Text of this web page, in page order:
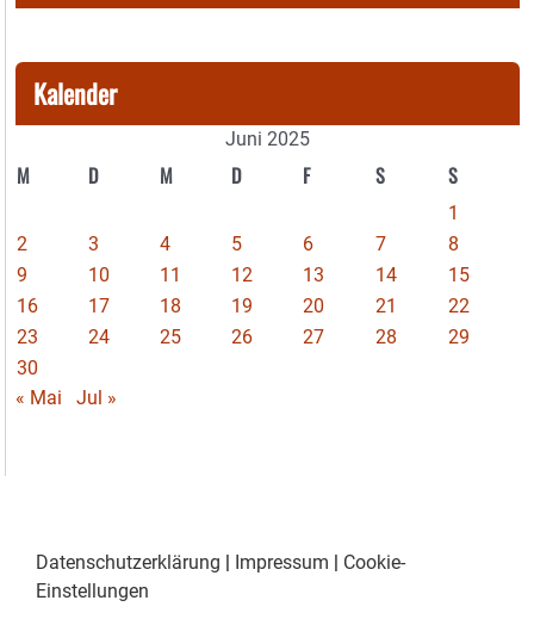
Kalender
Juni 2025
M D M D F S S
1
2
3 4 5 6 7
8
9
10 11 12 13 14
15
16
17 18 19 20 21
22
23
24 25 26 27 28
29
30
« Mai
Jul »
Datenschutzerklärung Impressum
Cookie-
Einstellungen